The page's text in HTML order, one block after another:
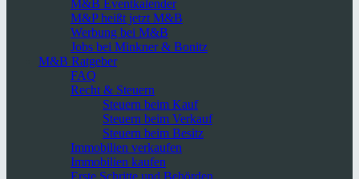
M&B Eventkalender
M&P heißt jetzt M&B
Werbung bei M&B
Jobs bei Minkner & Bonitz
M&B Ratgeber
FAQ
Recht & Steuern
Steuern beim Kauf
Steuern beim Verkauf
Steuern beim Besitz
Immobilien verkaufen
Immobilien kaufen